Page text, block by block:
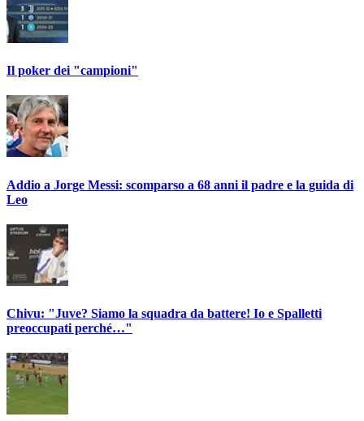
Il poker dei "campioni"
Addio a Jorge Messi: scomparso a 68 anni il padre e la guida di
Leo
Chivu: "Juve? Siamo la squadra da battere! Io e Spalletti
preoccupati perché…"